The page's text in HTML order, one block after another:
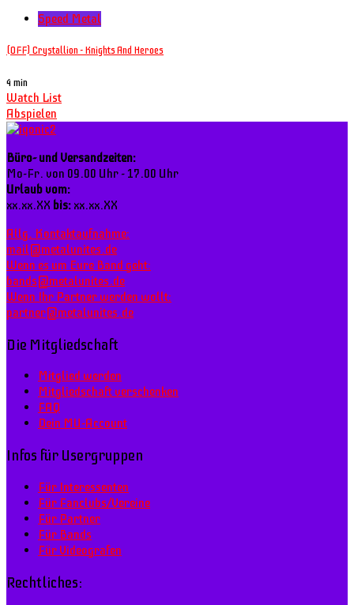
Speed Metal
(OFF) Crystallion - Knights And Heroes
4 min
Watch List
Abspielen
Büro- und Versandzeiten:
Mo-Fr. von 09.00 Uhr - 17.00 Uhr
Urlaub vom:
xx.xx.XX bis: xx.xx.XX
Allg. Kontaktaufnahme:
mail@metalunites.de
Wenn es um Eure Band geht:
bands@metalunites.de
Wenn Ihr Partner werden wollt:
partner@metalunites.de
Die Mitgliedschaft
Mitglied werden
Mitgliedschaft verschenken
FAQ
Dein MU-Account
Infos für Usergruppen
Für Interessenten
Für Fanclubs/Vereine
Für Partner
Für Bands
Für Videografen
Rechtliches: